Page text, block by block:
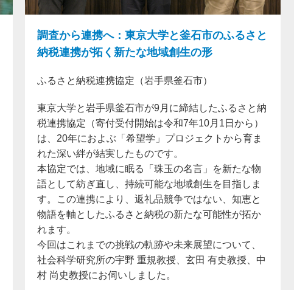
調査から連携へ：東京大学と釜石市のふるさと
納税連携が拓く新たな地域創生の形
ふるさと納税連携協定（岩手県釜石市）
東京大学と岩手県釜石市が9月に締結したふるさと納
税連携協定（寄付受付開始は令和7年10月1日から）
は、20年におよぶ「希望学」プロジェクトから育ま
れた深い絆が結実したものです。
本協定では、地域に眠る「珠玉の名言」を新たな物
語として紡ぎ直し、持続可能な地域創生を目指しま
す。この連携により、返礼品競争ではない、知恵と
物語を軸としたふるさと納税の新たな可能性が拓か
れます。
今回はこれまでの挑戦の軌跡や未来展望について、
社会科学研究所の宇野 重規教授、玄田 有史教授、中
村 尚史教授にお伺いしました。